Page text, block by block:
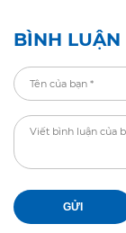
BÌNH LUẬN
GỬI